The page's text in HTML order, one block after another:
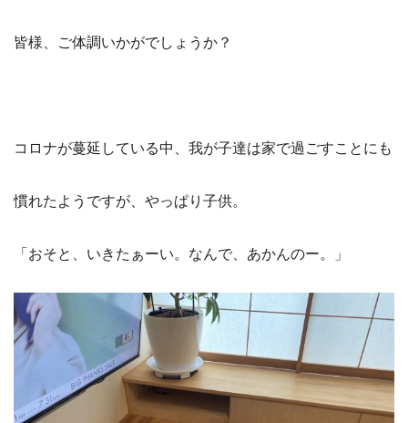
皆様、ご体調いかがでしょうか？
コロナが蔓延している中、我が子達は家で過ごすことにも
慣れたようですが、やっぱり子供。
「おそと、いきたぁーい。なんで、あかんのー。」